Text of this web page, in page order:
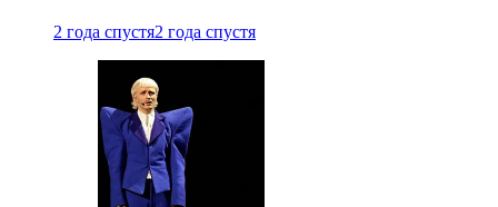
2 года спустя2 года спустя